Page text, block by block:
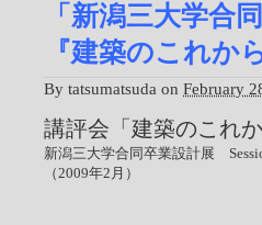
「新潟三大学合
『建築のこれか
By tatsumatsuda on February
講評会「建築のこれか
新潟三大学合同卒業設計展
（2009年2月）